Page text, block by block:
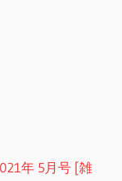
年 5月号 [雑